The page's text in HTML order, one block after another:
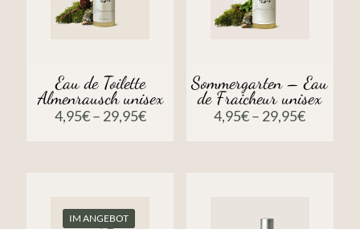
Eau de Toilette
Almenrausch unisex
4,95€– 29,95€
Sommergarten – Eau
de Fraicheur unisex
4,95€– 29,95€
IM ANGEBOT